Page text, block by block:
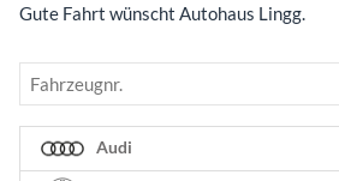
Gute Fahrt wünscht Autohaus Lingg.
Fahrzeugnr.
Audi